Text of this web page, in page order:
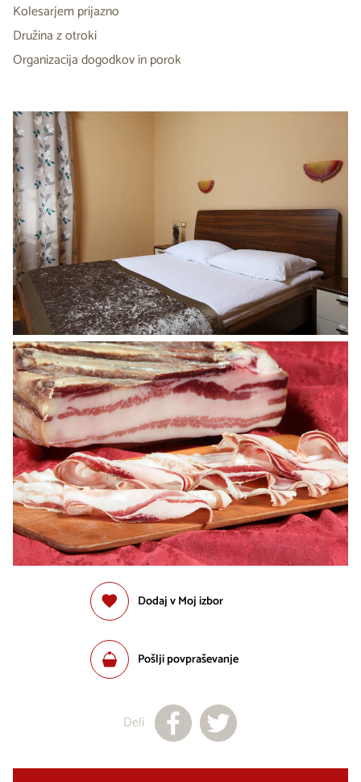
Kolesarjem prijazno
Družina z otroki
Organizacija dogodkov in porok
Dodaj v Moj izbor
Pošlji povpraševanje
Deli